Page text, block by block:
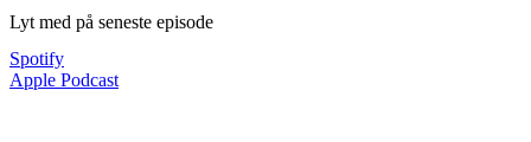
Lyt med på seneste episode
Spotify
Apple Podcast